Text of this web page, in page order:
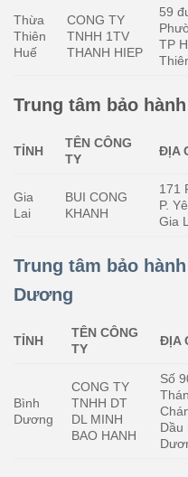
Thừa
Thiên
Huế
CONG TY
TNHH 1TV
THANH HIEP
59
TP
Trung tâm bảo
TỈNH
TÊN CÔNG
TY
ĐỊA
Gia
Lai
BUI CONG
KHANH
171
P.
Gia
Trung tâm bảo
Dương
TỈNH
TÊN CÔNG
TY
ĐỊA
Bình
Dương
CONG TY
TNHH DT
DL MINH
BAO HANH
Số
Dầu